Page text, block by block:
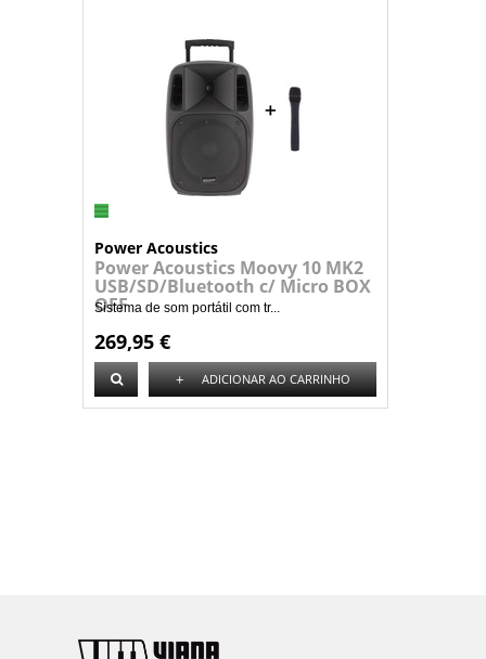
Power Acoustics
Power Acoustics Moovy 10 MK2
USB/SD/Bluetooth c/ Micro BOX
OFF
Sistema de som portátil com tr...
269,95 €
+ ADICIONAR AO CARRINHO